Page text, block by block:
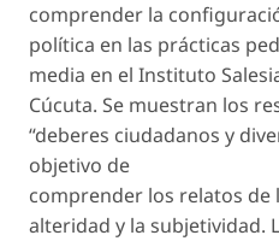
comprender la
política en las prácticas
media en el Instituto
Cúcuta. Se muestran los
“deberes ciudadanos y
objetivo de
comprender los relatos de
alteridad y la subjetividad.